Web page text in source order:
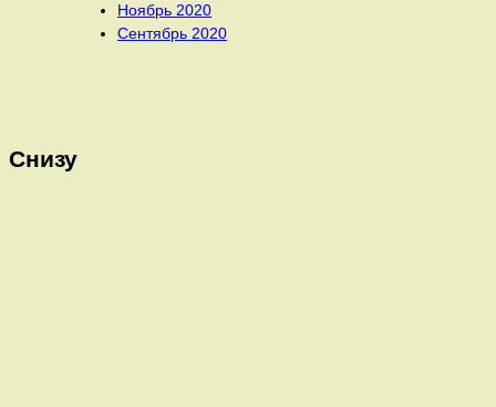
Ноябрь 2020
Сентябрь 2020
Снизу